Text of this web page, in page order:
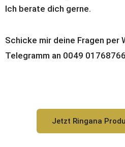
Ich berate dich gerne.
Schicke mir deine Fragen per
Telegramm an 0049
Jetzt Ringana